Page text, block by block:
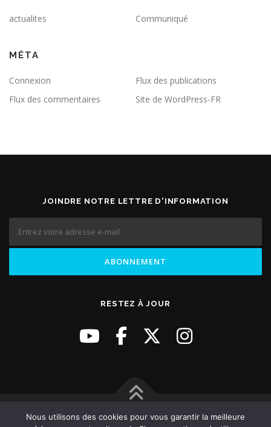
actualites Communiqué
MÉTA
Connexion
Flux des publications
Flux des commentaires
Site de WordPress-FR
JOINDRE NOTRE LETTRE D'INFORMATION
RESTEZ À JOUR
Copyright © 2026 Site Officiel du Consulat Général de La
Nous utilisons des cookies pour vous garantir la meilleure